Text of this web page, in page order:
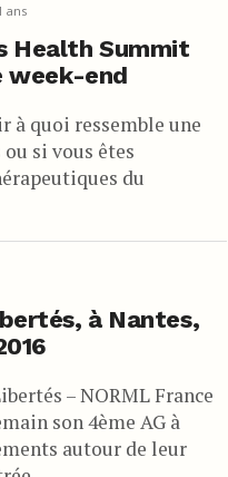
ans
Health Summit
week-end
à quoi ressemble une
si vous êtes
du
à Nantes,
– NORML France
son 4ème AG à
autour de leur